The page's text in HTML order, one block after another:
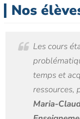
Nos
Les cours
temps et
ressources,
Maria-